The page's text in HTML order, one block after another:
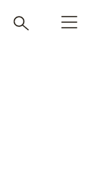
Inhalt
öffnen